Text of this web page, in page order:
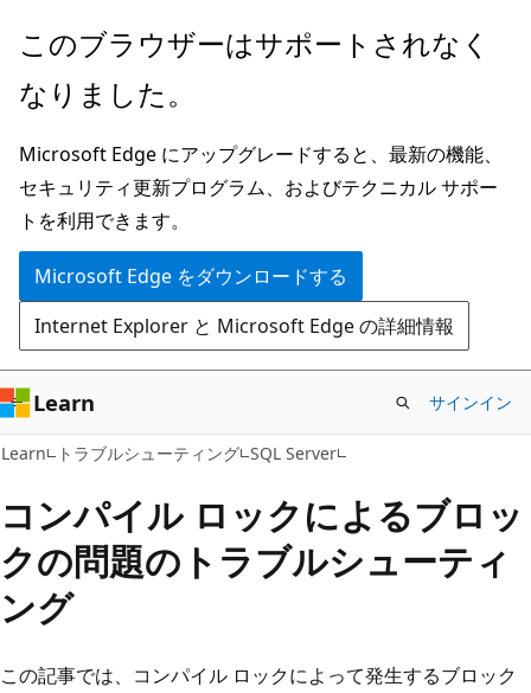
メ
ン
ン
テ
ン
ツ
に
ス
キ
ッ
プ
このブラウザーはサポートされなく
なりました。
Microsoft Edge にアップグレードすると、最新の機能、
セキュリティ更新プログラム、およびテクニカル サポー
トを利用できます。
Microsoft Edge をダウンロードする
Internet Explorer と Microsoft Edge の詳細情報
Learn サインイン
Learn トラブルシューティング SQL Server
コンパイル ロックによるブロッ
クの問題のトラブルシューティ
ング
この記事では、コンパイル ロックによって発生するブロック